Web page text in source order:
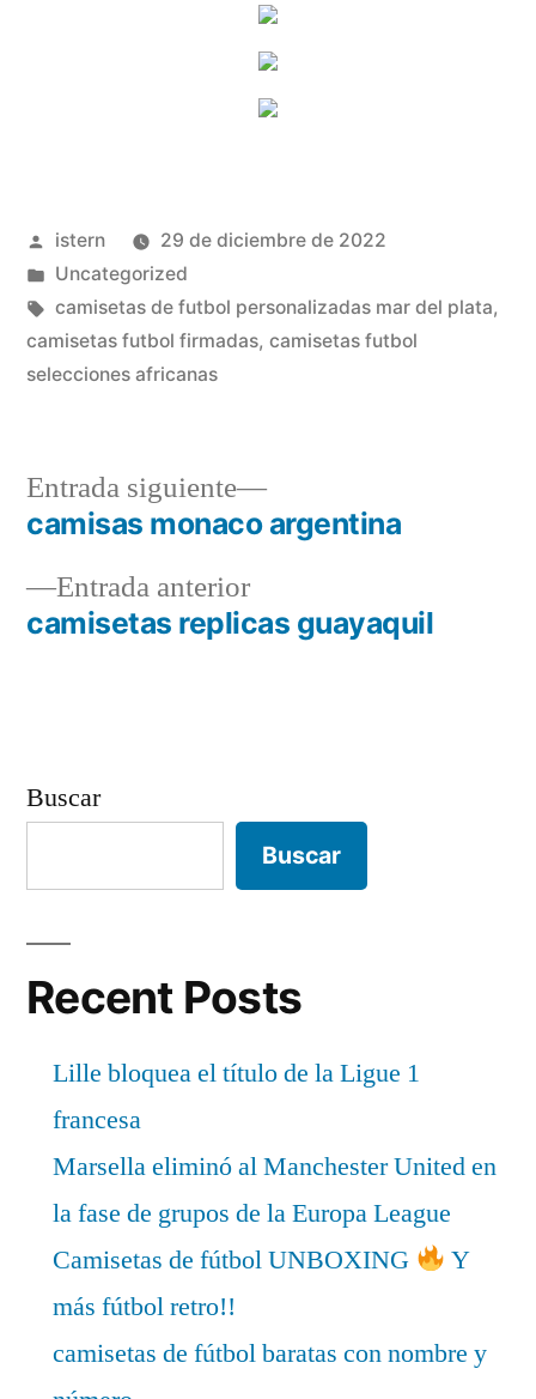
Publicado
por
istern
29 de diciembre de 2022
Publicado
en
Uncategorized
Etiquetas:
camisetas de futbol personalizadas mar del plata,
camisetas futbol firmadas, camisetas futbol
selecciones africanas
Navegación
deEntrada anteriorEntrada
anterior:
camisetas replicas guayaquil
Entrada siguiente
Entrada
siguiente:
camisas monaco argentina
Buscar
Buscar
Recent Posts
Lille bloquea el título de la Ligue 1
francesa
Marsella eliminó al Manchester United en
la fase de grupos de la Europa League
Camisetas de fútbol UNBOXING
Y
más fútbol retro!!
camisetas de fútbol baratas con nombre y